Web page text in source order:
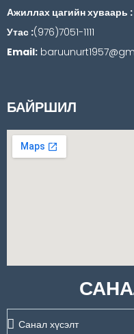
Ажиллах цагийн хуваарь :
Утас :(976)7051-1111
Email:
БАЙРШИЛ